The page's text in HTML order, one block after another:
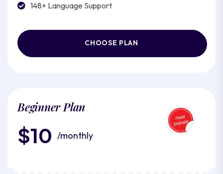
148+ Language Support
CHOOSE PLAN
Beginner Plan
$10 /monthly